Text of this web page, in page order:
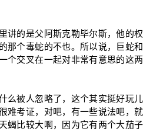
讲的是父阿斯克勒毕尔斯，他的权
那个毒蛇的不也。所以说，巨蛇和
个交叉在一起对非常有意思的这两
么被人忽略了，这个其实挺好玩儿
难考证，对吧，有一些说法吧，就
蝎比较大啊，因为它有两个大茄子